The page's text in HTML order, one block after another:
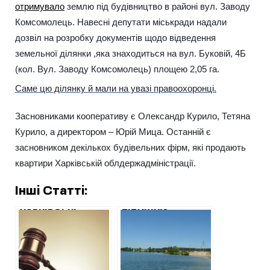
отримувало землю під будівництво в районі вул. Заводу
Комсомолець. Навесні депутати міськради надали
дозвіл на розробку документів щодо відведення
земельної ділянки ,яка знаходиться на вул. Буковій, 4Б
(кол. Вул. Заводу Комсомолець) площею 2,05 га.
Саме цю ділянку й мали на увазі правоохоронці.
Засновниками кооперативу є Олександр Курило, Тетяна
Курило, а директором – Юрій Мица. Останній є
засновником декількох будівельних фірм, які продають
квартири Харківській облдержадміністрації.
Інші Статті:
ХАРКІВСЬКІ
ПРАВООХОРОНЦІ
ВВАЖАЮТЬ, ЩО
НА
ВСТАНОВЛЕННІ
ТІТУШКИ
ЗА ПРОЇЗД ДО
БЕЗЛЮДІВСЬКОГО